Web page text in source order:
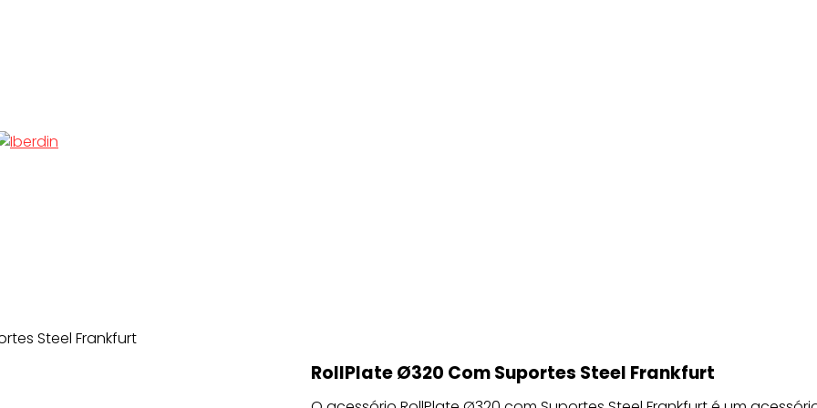
Steel Frankfurt
RollPlate Ø320 Com Suportes Steel Frankfurt